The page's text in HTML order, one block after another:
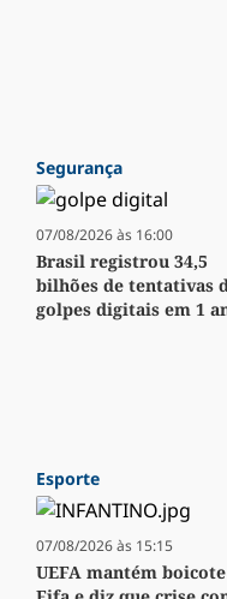
Segurança
07/08/2026 às 16:00
Brasil registrou 34,5
bilhões de tentativas
golpes digitais em 1
Esporte
07/08/2026 às 15:15
UEFA mantém